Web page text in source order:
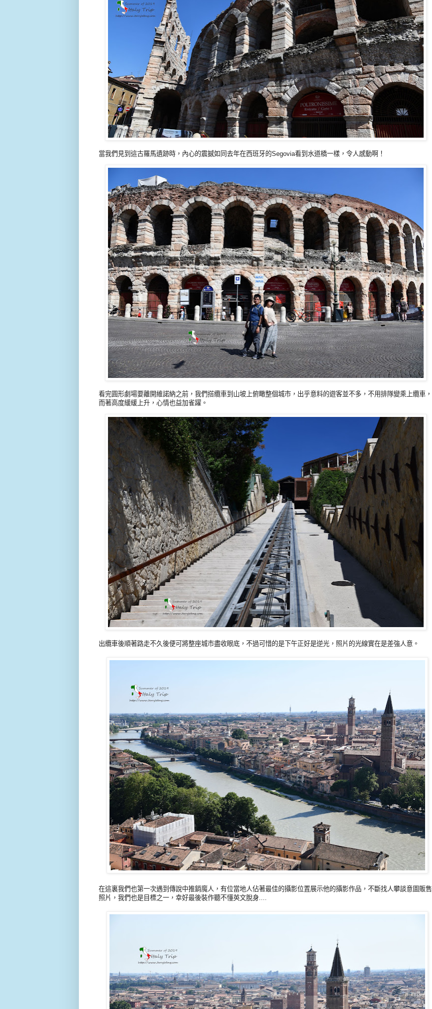
當我們見到這古羅馬遺跡時，內心的震撼如同去年在西班牙的Segovia看到水道橋一樣，令人感動啊！
看完圓形劇場要離開維諾納之前，我們搭纜車到山坡上俯瞰整個城市，出乎意料的遊客並不多，不用排隊變乘上纜車，
而著高度緩緩上升，心情也益加雀躍。
出纜車後順著路走不久後便可將整座城市盡收眼底，不過可惜的是下午正好是逆光，照片的光線實在是差強人意。
在這裏我們也第一次遇到傳說中推銷魔人，有位當地人佔著最佳的攝影位置展示他的攝影作品，不斷找人攀談意圖販售
照片，我們也是目標之一，幸好最後裝作聽不懂英文脫身....